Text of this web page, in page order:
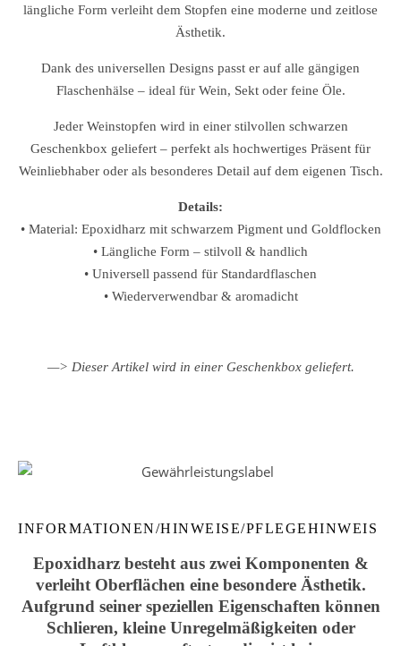
längliche Form verleiht dem Stopfen eine moderne und zeitlose
Ästhetik.
Dank des universellen Designs passt er auf alle gängigen
Flaschenhälse – ideal für Wein, Sekt oder feine Öle.
Jeder Weinstopfen wird in einer stilvollen schwarzen
Geschenkbox geliefert – perfekt als hochwertiges Präsent für
Weinliebhaber oder als besonderes Detail auf dem eigenen Tisch.
Details:
• Material: Epoxidharz mit schwarzem Pigment und Goldflocken
• Längliche Form – stilvoll & handlich
• Universell passend für Standardflaschen
• Wiederverwendbar & aromadicht
—> Dieser Artikel wird in einer Geschenkbox geliefert.
INFORMATIONEN/HINWEISE/PFLEGEHINWEIS
Epoxidharz besteht aus zwei Komponenten &
verleiht Oberflächen eine besondere Ästhetik.
Aufgrund seiner speziellen Eigenschaften können
Schlieren, kleine Unregelmäßigkeiten oder